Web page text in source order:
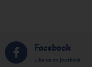
Facebook
Like us on facebook